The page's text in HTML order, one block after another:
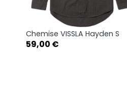
 Aperçu rapide
Chemise VISSLA Hayden S
Prix
59,00 €